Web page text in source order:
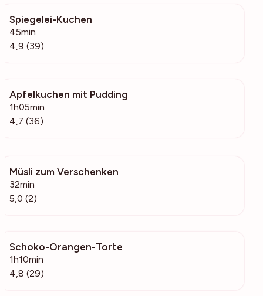
Spiegelei-Kuchen
45min
4,9 (39)
Apfelkuchen mit Pudding
1h05min
4,7 (36)
Müsli zum Verschenken
32min
5,0 (2)
Schoko-Orangen-Torte
1h10min
4,8 (29)